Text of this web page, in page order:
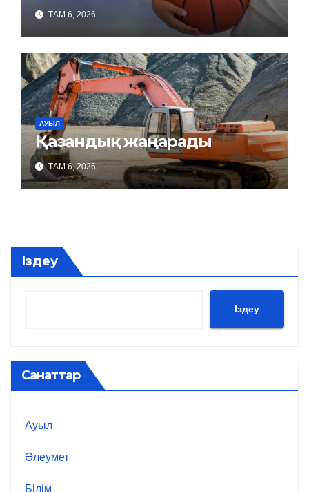
ТАМ 6, 2026
АУЫЛ
Қазандық жаңарады
ТАМ 6, 2026
Іздеу
Іздеу
Санаттар
Ауыл
Әлеумет
Білім